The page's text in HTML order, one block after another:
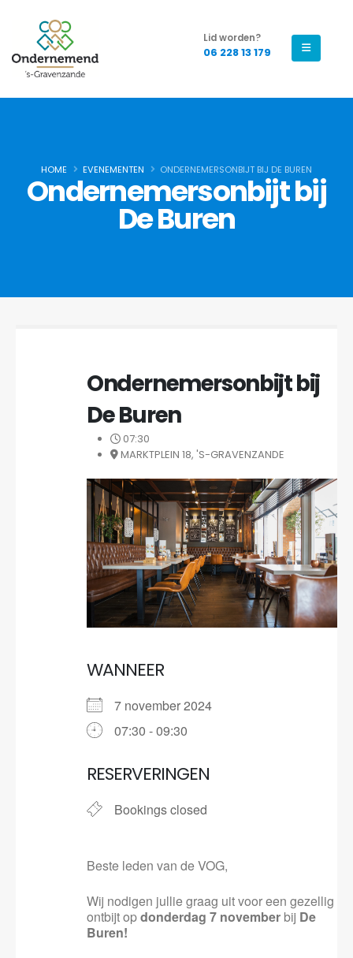
Lid worden?
06 228 13 179
HOME EVENEMENTEN ONDERNEMERSONBIJT BIJ DE BUREN
Ondernemersonbijt bij
De Buren
Ondernemersonbijt bij
De Buren
07:30
MARKTPLEIN 18, 'S-GRAVENZANDE
WANNEER
7 november 2024
07:30 - 09:30
RESERVERINGEN
Bookings closed
Beste leden van de VOG,
Wij nodigen jullie graag uit voor een gezellig
ontbijt opdonderdag 7 november bij De
Buren!